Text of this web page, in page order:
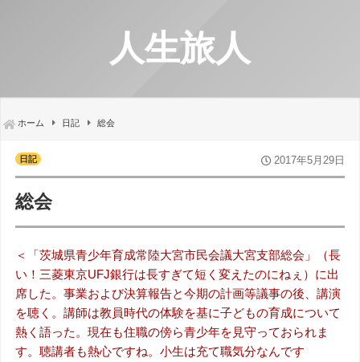
人生旅人
ホーム 日記 総会
日記 2017年5月29日
総会
＜「茨城県青少年育成常陸大宮市民会議大宮支部総会」（長
い！三菱東京UFJ銀行は長すぎて短く変えたのにねぇ）に出
席した。事業および決算報告と今期の計画等議事の後、講演
を聴く。講師は教員時代の体験を基に子どもの育成について
熱く語った。現在も住職の傍ら青少年を見守っておられま
す。聴講者も熱心ですね。小生は充て職気分なんです